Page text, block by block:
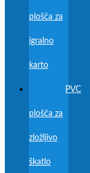
plošča za
igralno
karto
PVC
plošča za
zložljivo
škatlo